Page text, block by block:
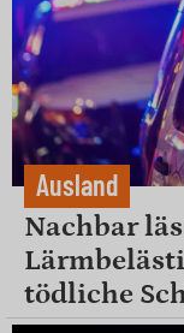
Ausland
Nachbar
tödliche